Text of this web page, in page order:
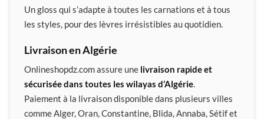
Un gloss qui s’adapte à toutes les carnations et à tous
les styles, pour des lèvres irrésistibles au quotidien.
Livraison en Algérie
Onlineshopdz.com assure une livraison rapide et
sécurisée dans toutes les wilayas d’Algérie
Paiement à la livraison disponible dans plusieurs villes
comme Alger, Oran, Constantine, Blida, Annaba, Sétif et